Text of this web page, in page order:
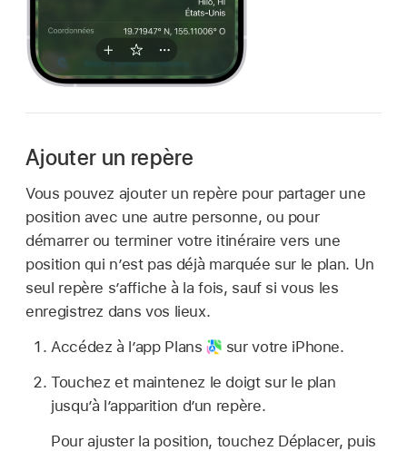
Ajouter un repère
Vous pouvez ajouter un repère pour partager une
position avec une autre personne, ou pour
démarrer ou terminer votre itinéraire vers une
position qui n’est pas déjà marquée sur le plan. Un
seul repère s’affiche à la fois, sauf si vous les
enregistrez dans vos lieux.
Accédez à l’app Plans
sur votre iPhone.
Touchez et maintenez le doigt sur le plan
jusqu’à l’apparition d’un repère.
Pour ajuster la position, touchez Déplacer, puis